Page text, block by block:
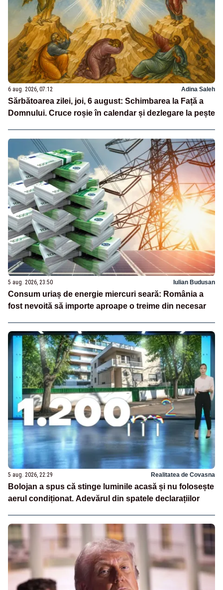
6 aug. 2026, 07:12 Adina Saleh
Sărbătoarea zilei, joi, 6 august: Schimbarea la Față a
Domnului. Cruce roșie în calendar și dezlegare la pește
5 aug. 2026, 23:50 Iulian Budusan
Consum uriaș de energie miercuri seară: România a
fost nevoită să importe aproape o treime din necesar
5 aug. 2026, 22:29 Realitatea de Covasna
Bolojan a spus că stinge luminile acasă și nu folosește
aerul condiționat. Adevărul din spatele declarațiilor